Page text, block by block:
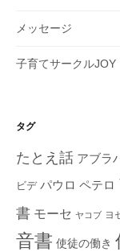
メッセージ
子育てサークルJOY
タグ
たとえ話 アブラ
ビデ パウロ ペテロ
書 モーセ ヤコブ ヨ
音書 使徒の働き